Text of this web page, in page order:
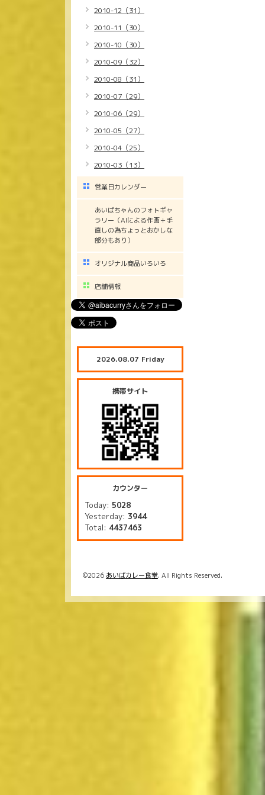
2010-12（31）
2010-11（30）
2010-10（30）
2010-09（32）
2010-08（31）
2010-07（29）
2010-06（29）
2010-05（27）
2010-04（25）
2010-03（13）
営業日カレンダー
あいばちゃんのフォトギャ
ラリー（AIによる作画＋手
直しの為ちょっとおかしな
部分もあり）
オリジナル商品いろいろ
店舗情報
2026.08.07 Friday
携帯サイト
カウンター
Today: 5028
Yesterday: 3944
Total: 4437463
©2026 あいばカレー食堂. All Rights Reserved.